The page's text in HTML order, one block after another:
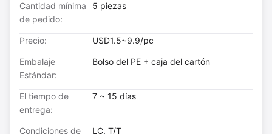
Cantidad mínima
de pedido:
5 piezas
Precio: USD1.5~9.9/pc
Embalaje
Estándar:
Bolso del PE + caja del cartón
El tiempo de
entrega:
7 ~ 15 días
Condiciones de
LC, T/T